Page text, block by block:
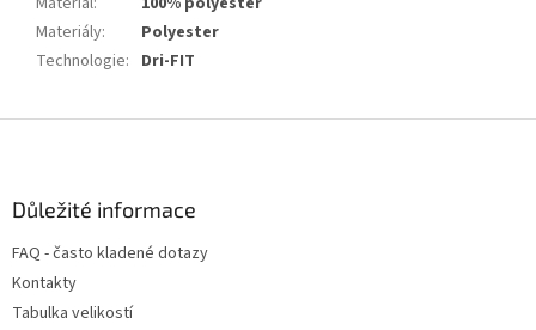
Materiály:
Polyester
Technologie: Dri-FIT
Důležité informace
FAQ - často kladené dotazy
Kontakty
Tabulka velikostí